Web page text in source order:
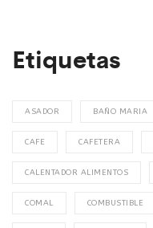
Etiquetas
ASADOR BAÑO MARIA
CAFE CAFETERA
CALENTADOR ALIMENTOS
COMAL COMBUSTIBLE